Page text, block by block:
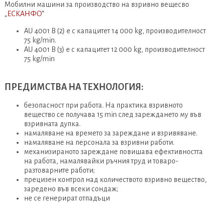
Мобилни машини за производство на взривно вещесво
„ ЕСКАНФО”
AU 4001 B (2) е с капацитет 14 000 kg, производителност
75 kg/min.
AU 4001 B (3) е с капацитет 12 000 kg, производителност
75 kg/min
ПРЕДИМСТВА НА ТЕХНОЛОГИЯ:
безопасност при работа. На практика взривното
вещество се получава 15 min след зареждането му във
взривната дупка.
намаляване на времето за зареждане и взривяване.
намаляване на персонала за взривни работи.
механизираното зареждане повишава ефективността
на работа, намалявайки ръчния труд и товаро-
разтоварните работи;
прецизен контрол над количеството взривно вещество,
заредено във всеки сондаж;
не се генерират отпадъци